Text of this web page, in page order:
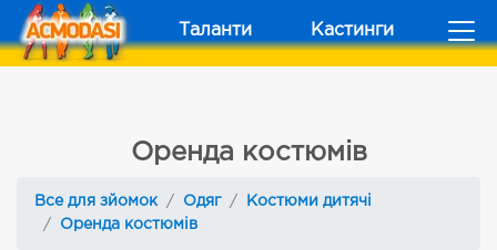
Таланти Кастинги
Оренда костюмів
Все для зйомок Одяг
Костюми дитячі
Оренда костюмів